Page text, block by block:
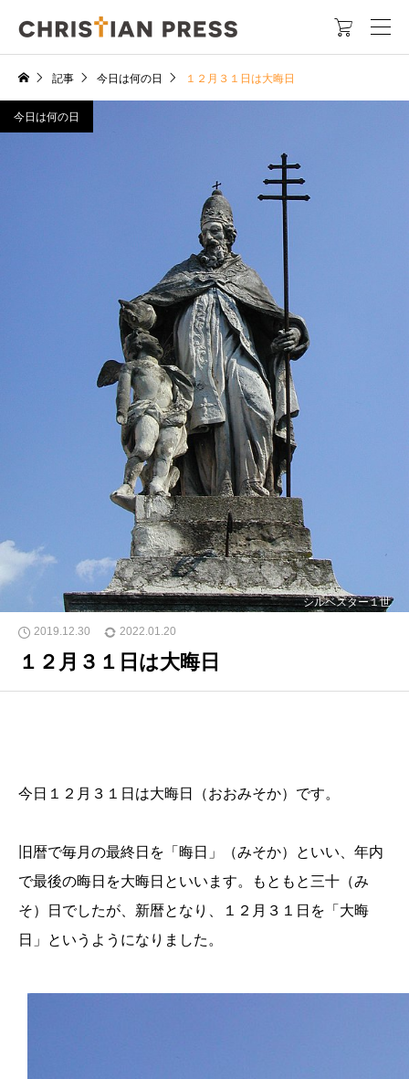

記事 今日は何の日 １２月３１日は大晦日
シルベスター１世
今日は何の日
2019.12.30 2022.01.20
１２月３１日は大晦日
今日１２月３１日は大晦日（おおみそか）です。
旧暦で毎月の最終日を「晦日」（みそか）といい、年内
で最後の晦日を大晦日といいます。もともと三十（み
そ）日でしたが、新暦となり、１２月３１日を「大晦
日」というようになりました。